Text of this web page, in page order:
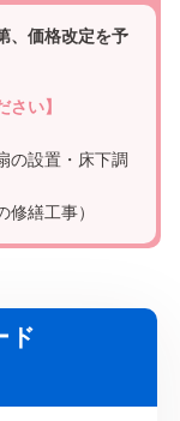
、価格改定を予
さい】
の設置・床下調
繕工事）
ド